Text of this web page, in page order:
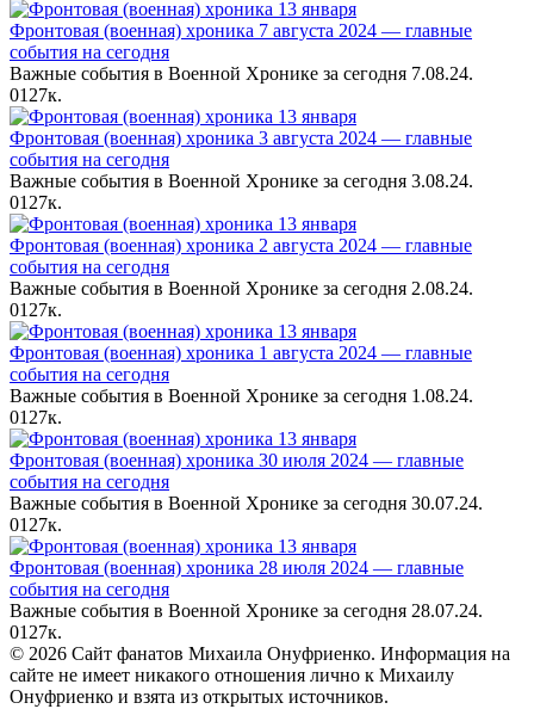
Фронтовая (военная) хроника 7 августа 2024 — главные
события на сегодня
Важные события в Военной Хронике за сегодня 7.08.24.
0127к.
Фронтовая (военная) хроника 3 августа 2024 — главные
события на сегодня
Важные события в Военной Хронике за сегодня 3.08.24.
0127к.
Фронтовая (военная) хроника 2 августа 2024 — главные
события на сегодня
Важные события в Военной Хронике за сегодня 2.08.24.
0127к.
Фронтовая (военная) хроника 1 августа 2024 — главные
события на сегодня
Важные события в Военной Хронике за сегодня 1.08.24.
0127к.
Фронтовая (военная) хроника 30 июля 2024 — главные
события на сегодня
Важные события в Военной Хронике за сегодня 30.07.24.
0127к.
Фронтовая (военная) хроника 28 июля 2024 — главные
события на сегодня
Важные события в Военной Хронике за сегодня 28.07.24.
0127к.
© 2026 Сайт фанатов Михаила Онуфриенко. Информация на
сайте не имеет никакого отношения лично к Михаилу
Онуфриенко и взята из открытых источников.